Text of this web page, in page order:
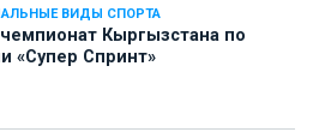
ВИДЫ СПОРТА
Кыргызстана по
«Супер Спринт»